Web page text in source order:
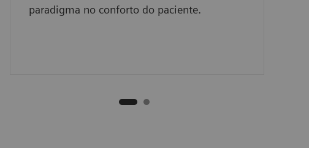
paradigma no conforto do paciente.